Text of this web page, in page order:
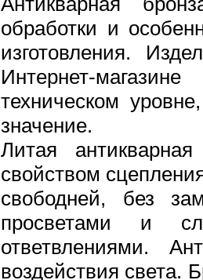
обработки и
изготовления.
Интернет-
техническом
значение.
Литая
свойством
свободней, без
просветами и
ответвлениями.
воздействия света.